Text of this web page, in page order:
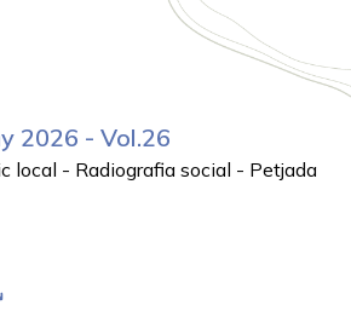
2026 - Vol.26
local - Radiografia social - Petjada